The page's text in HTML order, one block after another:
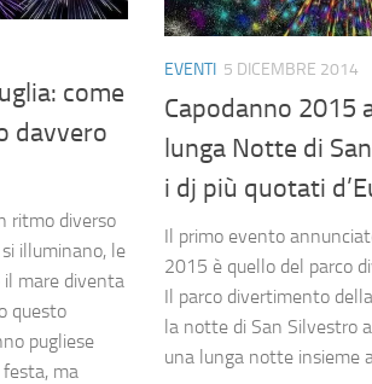
come
davvero
ritmo diverso
illuminano, le
il mare diventa
questo
pugliese
ma
EVENTI 5 DICEMBRE 2014
Capodanno 2015
lunga Notte di
i dj più quotati
Il primo evento
2015 è quello del parco
Il parco divertimento
la notte di San Silvestro
una lunga notte insieme